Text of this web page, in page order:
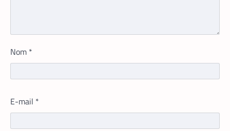
Nom *
E-mail *
Heetch : désormais, les passagers
En lançant sa nouvelle application,